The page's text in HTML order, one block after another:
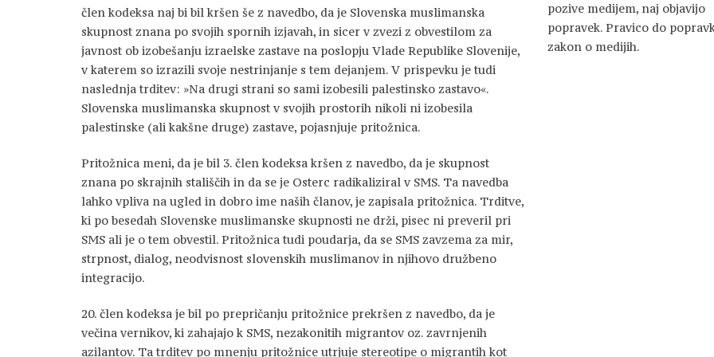
člen kodeksa naj bi bil kršen še z navedbo, da je Slovenska muslimanska
skupnost znana po svojih spornih izjavah, in sicer v zvezi z obvestilom za
javnost ob izobešanju izraelske zastave na poslopju Vlade Republike Slovenije,
v katerem so izrazili svoje nestrinjanje s tem dejanjem. V prispevku je tudi
naslednja trditev: »Na drugi strani so sami izobesili palestinsko zastavo«.
Slovenska muslimanska skupnost v svojih prostorih nikoli ni izobesila
palestinske (ali kakšne druge) zastave, pojasnjuje pritožnica.
Pritožnica meni, da je bil 3. člen kodeksa kršen z navedbo, da je skupnost
znana po skrajnih stališčih in da se je Osterc radikaliziral v SMS. Ta navedba
lahko vpliva na ugled in dobro ime naših članov, je zapisala pritožnica. Trditve,
ki po besedah Slovenske muslimanske skupnosti ne drži, pisec ni preveril pri
SMS ali je o tem obvestil. Pritožnica tudi poudarja, da se SMS zavzema za mir,
strpnost, dialog, neodvisnost slovenskih muslimanov in njihovo družbeno
integracijo.
20. člen kodeksa je bil po prepričanju pritožnice prekršen z navedbo, da je
večina vernikov, ki zahajajo k SMS, nezakonitih migrantov oz. zavrnjenih
azilantov. Ta trditev po mnenju pritožnice utrjuje stereotipe o migrantih kot
pozive medijem, naj objavijo
popravek. Pravico do
zakon o medijih.